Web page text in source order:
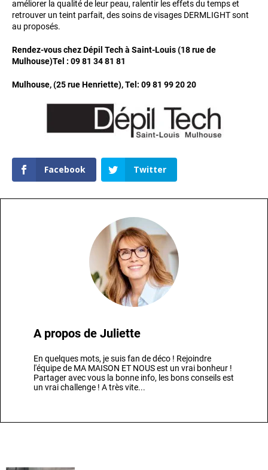
améliorer la qualité de leur peau, ralentir les effets du temps et
retrouver un teint parfait, des soins de visages DERMLIGHT sont
au proposés.
Rendez-vous chez Dépil Tech à Saint-Louis (18 rue de
Mulhouse)Tel : 09 81 34 81 81
Mulhouse, (25 rue Henriette), Tel: 09 81 99 20 20
Facebook Twitter
A propos de Juliette
En quelques mots, je suis fan de déco ! Rejoindre
l'équipe de MA MAISON ET NOUS est un vrai bonheur !
Partager avec vous la bonne info, les bons conseils est
un vrai challenge ! A très vite...